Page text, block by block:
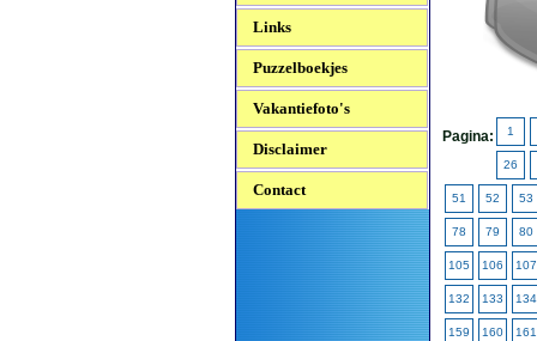
Links
Puzzelboekjes
Vakantiefoto's
Disclaimer
Contact
Pagina: 1
26
51 52 53
78 79 80
105 106 107
132 133 134
159 160 161